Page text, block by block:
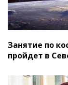
Занятие по
пройдет в